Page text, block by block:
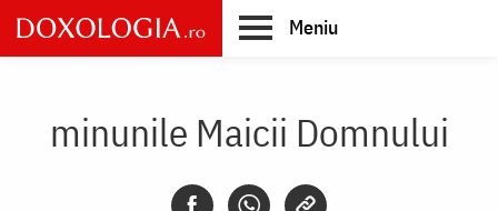
Skip
to
main
Meniu
minunile Maicii Domnului